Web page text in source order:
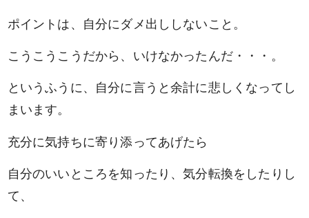
ポイントは、自分にダメ出ししないこと。
こうこうこうだから、いけなかったんだ・・・。
というふうに、自分に言うと余計に悲しくなってし
まいます。
充分に気持ちに寄り添ってあげたら
自分のいいところを知ったり、気分転換をしたりし
て、